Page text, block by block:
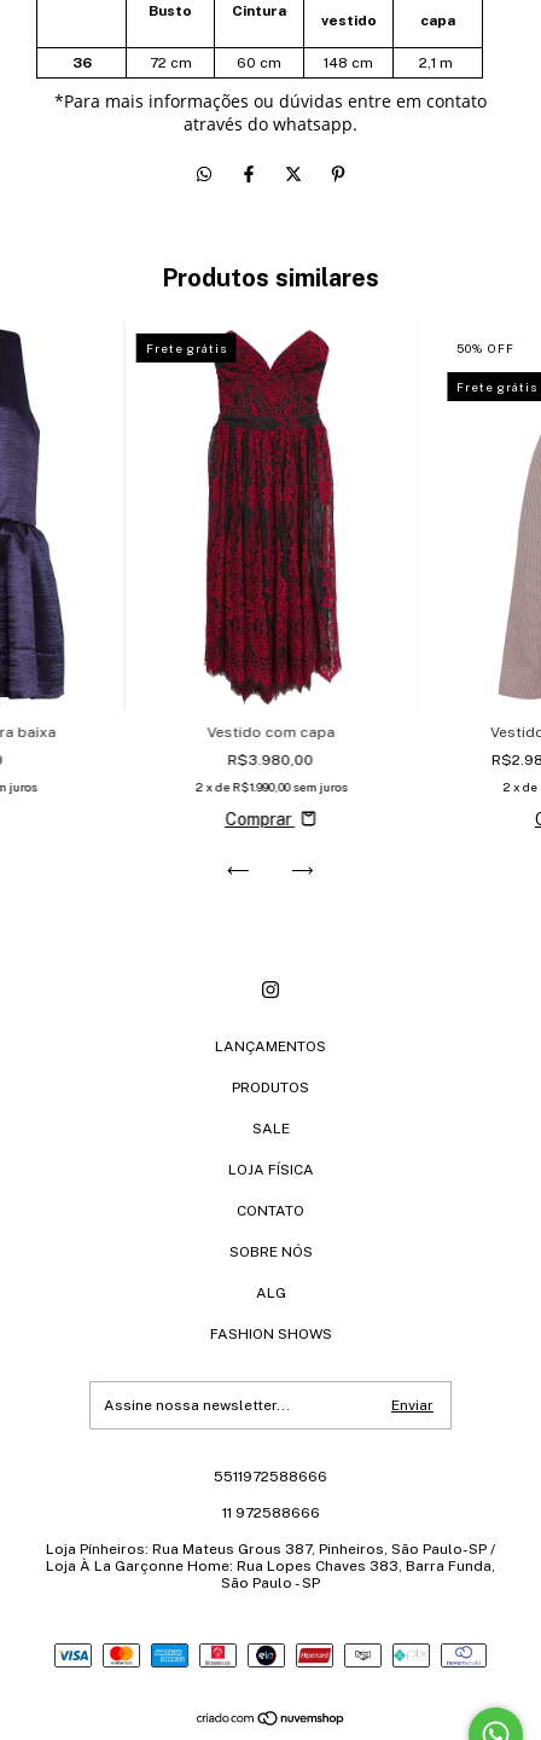
Busto Cintura
vestido capa
36 72 cm 60 cm 148 cm 2,1 m
*Para mais informações ou dúvidas entre em contato
através do whatsapp.
Produtos similares
baixa
juros
Frete grátis
Vestido com capa
R$3.980,00
2 x deR$1.990,00 sem juros
Comprar
50%OFF
Frete grátis
2 x de
LANÇAMENTOS
PRODUTOS
SALE
LOJA FÍSICA
CONTATO
SOBRE NÓS
ALG
FASHION SHOWS
5511972588666
11 972588666
Loja Pínheiros: Rua Mateus Grous 387, Pinheiros, São Paulo-SP /
Loja À La Garçonne Home: Rua Lopes Chaves 383, Barra Funda,
São Paulo - SP